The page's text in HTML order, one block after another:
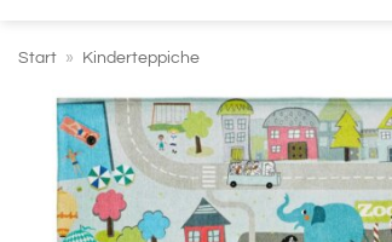
Start » Kinderteppiche